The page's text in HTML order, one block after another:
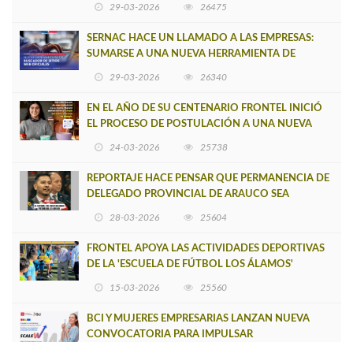
29-03-2026 26475
SERNAC HACE UN LLAMADO A LAS EMPRESAS:
SUMARSE A UNA NUEVA HERRAMIENTA DE
29-03-2026 26340
EN EL AÑO DE SU CENTENARIO FRONTEL INICIÓ
EL PROCESO DE POSTULACIÓN A UNA NUEVA
24-03-2026 25738
REPORTAJE HACE PENSAR QUE PERMANENCIA DE
DELEGADO PROVINCIAL DE ARAUCO SEA
28-03-2026 25604
FRONTEL APOYA LAS ACTIVIDADES DEPORTIVAS
DE LA 'ESCUELA DE FÚTBOL LOS ÁLAMOS'
15-03-2026 25560
BCI Y MUJERES EMPRESARIAS LANZAN NUEVA
CONVOCATORIA PARA IMPULSAR